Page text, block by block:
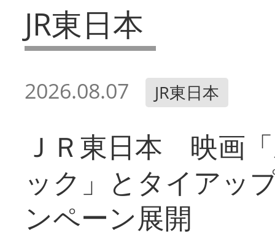
JR東日本
2026.08.07 JR東日本
ＪＲ東日本 映画
ック」とタイアッ
ンペーン展開